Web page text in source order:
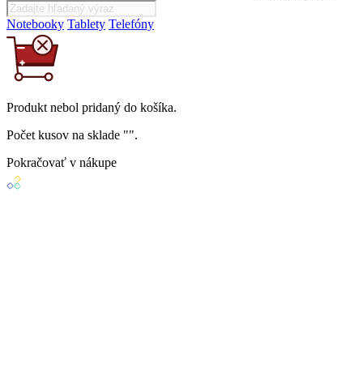
Notebooky Tablety Telefóny
Produkt nebol pridaný do košíka.
Počet kusov na sklade "".
Pokračovať v nákupe